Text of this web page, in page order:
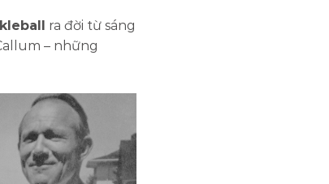
ra đời từ sáng
– những